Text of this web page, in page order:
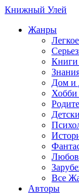
Книжный Улей
Жанры
Книги
Дом и
Хобби
Все
Авторы